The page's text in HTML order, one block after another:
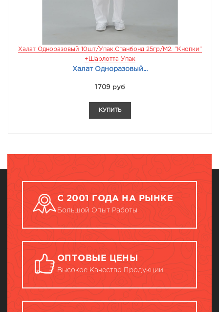
Халат Одноразовый 10шт/упак.Спанбонд 25гр/м2. "кнопки"
+Шарлотта Упак
Халат Одноразовый...
1709 руб
КУПИТЬ
С 2001 ГОДА НА РЫНКЕ
Большой Опыт Работы
ОПТОВЫЕ ЦЕНЫ
Высокое Качество Продукции